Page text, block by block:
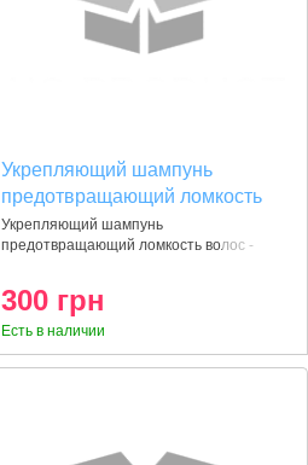
Укрепляющий шампунь
предотвращающий ломкость
волос -shampoo Loreal
professionnel INFORCER
Укрепляющий шампунь
предотвращающий ломкость волос -
300 грн
Есть в наличии